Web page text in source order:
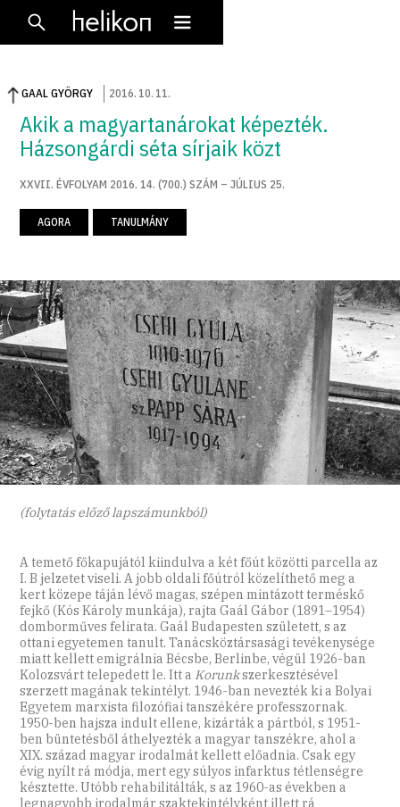
GAAL GYÖRGY 2016. 10. 11.
Akik a magyartanárokat képezték.
Házsongárdi séta sírjaik közt
XXVII. ÉVFOLYAM 2016. 14. (700.) SZÁM – JÚLIUS 25.
AGORA TANULMÁNY
(folytatás előző lapszámunkból)
A temető főkapujától kiindulva a két főút közötti parcella az
I. B jelzetet viseli. A jobb oldali főútról közelíthető meg a
kert közepe táján lévő magas, szépen mintázott terméskő
fejkő (Kós Károly munkája), rajta Gaál Gábor (1891–1954)
domborműves felirata. Gaál Budapesten született, s az
ottani egyetemen tanult. Tanácsköztársasági tevékenysége
miatt kellett emigrálnia Bécsbe, Berlinbe, végül 1926-ban
Kolozsvárt telepedett le. Itt a Korunkszerkesztésével
szerzett magának tekintélyt. 1946-ban nevezték ki a Bolyai
Egyetem marxista filozófiai tanszékére professzornak.
1950-ben hajsza indult ellene, kizárták a pártból, s 1951-
ben büntetésből áthelyezték a magyar tanszékre, ahol a
XIX. század magyar irodalmát kellett előadnia. Csak egy
évig nyílt rá módja, mert egy súlyos infarktus tétlenségre
késztette. Utóbb rehabilitálták, s az 1960-as években a
legnagyobb irodalmár szaktekintélyként illett rá